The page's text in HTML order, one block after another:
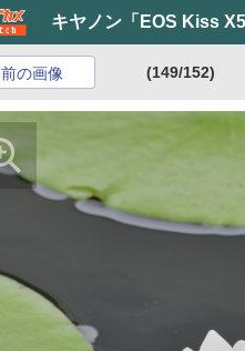
キヤノン「EOS Kiss
前の画像 (149/152)